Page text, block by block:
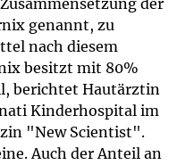
der
genannt, zu
nach diesem
besitzt mit 80%
berichtet Hautärztin
Kinderhospital im
"New Scientist".
Auch der Anteil an